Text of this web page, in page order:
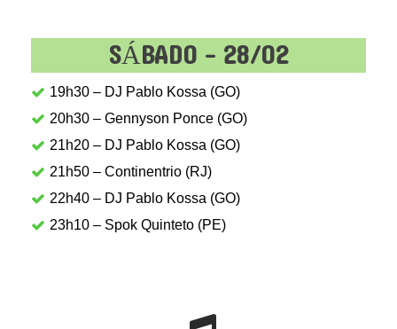
SÁBADO - 28/02
19h30 – DJ Pablo Kossa (GO)
20h30 – Gennyson Ponce (GO)
21h20 – DJ Pablo Kossa (GO)
21h50 – Continentrio (RJ)
22h40 – DJ Pablo Kossa (GO)
23h10 – Spok Quinteto (PE)